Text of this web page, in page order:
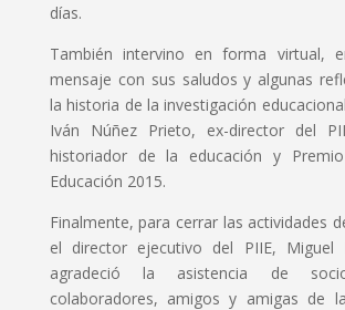
días.
También intervino en forma virtual,
mensaje con sus saludos y algunas
la historia de la investigación
Iván Núñez Prieto, ex-director del
historiador de la educación y
Educación 2015.
Finalmente, para cerrar las actividades
el director ejecutivo del PIIE, Miguel
agradeció la asistencia de
colaboradores, amigos y amigas de